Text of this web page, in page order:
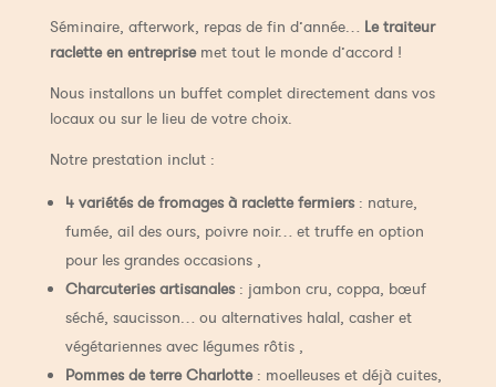
Séminaire, afterwork, repas de fin d’année… Le traiteur
raclette en entreprise met tout le monde d’accord !
Nous installons un buffet complet directement dans vos
locaux ou sur le lieu de votre choix.
Notre prestation inclut :
4 variétés de fromages à raclette fermiers: nature,
fumée, ail des ours, poivre noir… et truffe en option
pour les grandes occasions ,
Charcuteries artisanales: jambon cru, coppa, bœuf
séché, saucisson… ou alternatives halal, casher et
végétariennes avec légumes rôtis ,
Pommes de terre Charlotte: moelleuses et déjà cuites,